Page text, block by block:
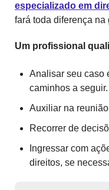
especializado em
fará toda diferença
Um profissional
Analisar seu caso
caminhos a seguir.
Auxiliar na
Recorrer de
Ingressar com
direitos, se